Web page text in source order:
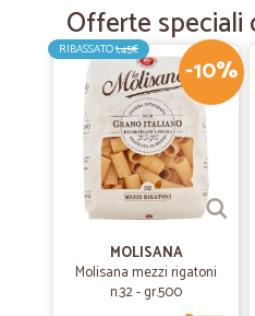
Offerte speciali
-10%
RIBASSATO1,45€
MOLISANA
Molisana mezzi rigatoni
n.32 - gr.500